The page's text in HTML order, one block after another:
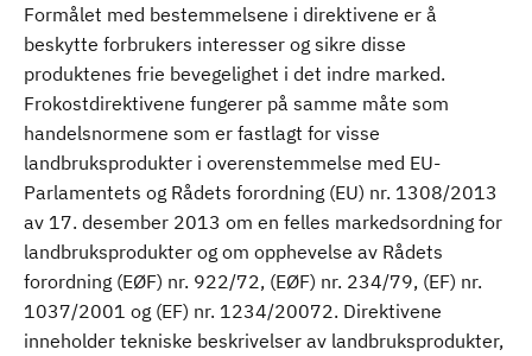
Formålet med bestemmelsene i direktivene er å
beskytte forbrukers interesser og sikre disse
produktenes frie bevegelighet i det indre marked.
Frokostdirektivene fungerer på samme måte som
handelsnormene som er fastlagt for visse
landbruksprodukter i overenstemmelse med EU-
Parlamentets og Rådets forordning (EU) nr. 1308/2013
av 17. desember 2013 om en felles markedsordning for
landbruksprodukter og om opphevelse av Rådets
forordning (EØF) nr. 922/72, (EØF) nr. 234/79, (EF) nr.
1037/2001 og (EF) nr. 1234/20072. Direktivene
inneholder tekniske beskrivelser av landbruksprodukter,